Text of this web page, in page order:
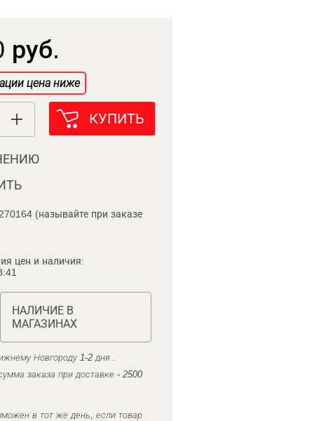
руб.
цена ниже
КУПИТЬ
(называйте при заказе
цен и наличия:
НАЛИЧИЕ В
МАГАЗИНАХ
Новгороду 1-2 дня .
заказа при доставке - 2500
в тот же день, если товар